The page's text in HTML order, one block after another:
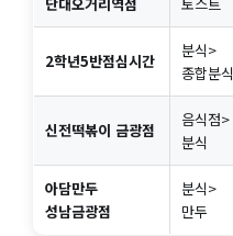
2학년5반점심시간
분식>
종합분식
신전떡볶이 금광점
음식점>
분식
아담만두
성남금광점
분식>
만두